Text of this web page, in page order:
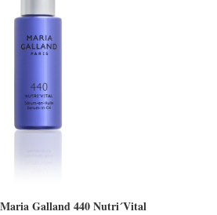
Maria Galland 440 Nutri´Vital